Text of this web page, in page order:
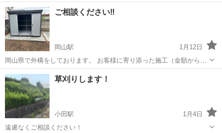
【対応可能作業】 ・庭木の剪定 ・伐採、抜根 ・草刈り、除草 ・空き
家の庭管理 ・簡易舗装復旧 【対応エリア】 岡山・倉敷周辺 【その
他】 ・個...
岡山 岡山市 北長瀬駅
ご相談ください‼︎
岡山駅
1月12日
岡山県で外構をしております。 お客様に寄り添った施工（金額から完
成まで）を させていただいてます♪ お庭のことでお困り事はございま
せんか？ 小さなことからご相談ください♪ お見積もり無料です。
岡山 岡山市 岡山駅 剪定/造園
草刈りします！
小田駅
1月4日
遠慮なくご相談ください！